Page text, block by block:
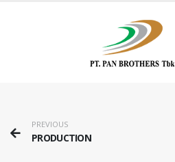
PREVIOUS
PRODUCTION